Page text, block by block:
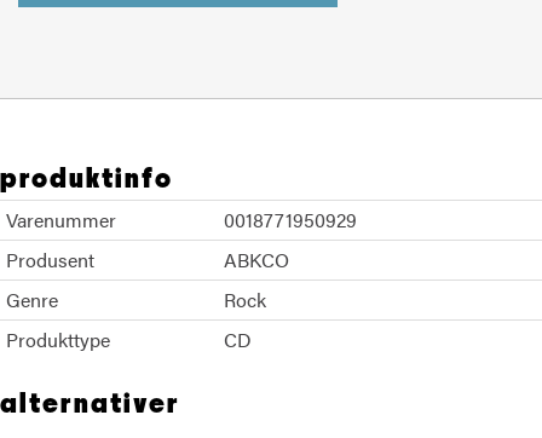
produktinfo
Varenummer
0018771950929
Produsent
ABKCO
Genre
Rock
Produkttype
CD
alternativer